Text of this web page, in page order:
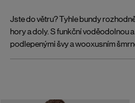
Jste do větru? Tyhle bundy
hory a doly. S funkční voděodolnou
podlepenými švy a wooxusním